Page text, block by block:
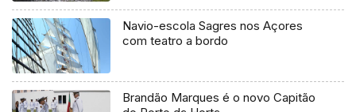
Navio-escola Sagres nos Açores
com teatro a bordo
Brandão Marques é o novo Capitão